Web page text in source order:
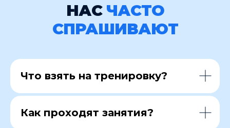
НАС ЧАСТО
СПРАШИВАЮТ
Что взять на тренировку?
Как проходят занятия?